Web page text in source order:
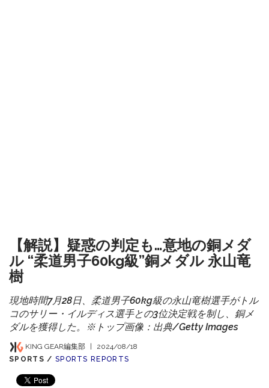
【解説】疑惑の判定も…意地の銅メダ
ル “柔道男子60kg級”銅メダル 永山竜
樹
現地時間7月28日、柔道男子60kg級の永山竜樹選手がトル
コのサリー・イルディス選手との3位決定戦を制し、銅メ
ダルを獲得した。※トップ画像：出典/Getty Images
KING GEAR編集部
2024/08/18
SPORTS / SPORTS REPORTS